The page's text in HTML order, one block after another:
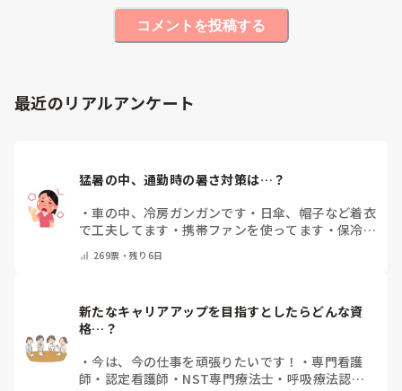
コメントを投稿する
最近のリアルアンケート
猛暑の中、通勤時の暑さ対策は…？
・車の中、冷房ガンガンです ・ 日傘、帽子など着衣
で工夫してます ・携帯ファンを使ってます ・ 保冷剤
を持ち運んでいます
ん ・その他（コメントで教えて下さい）
269票・残り6日
新たなキャリアアップを目指すとしたらどんな資
格…？
・今は、今の仕事を頑張りたいです！ ・専門看護
師 ・ 認定看護師 ・ NST専門療法士 ・ 呼吸療法認定